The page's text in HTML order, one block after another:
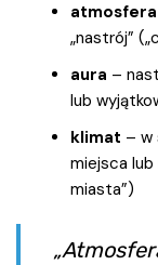
atmosfera
„nastrój”
aura –
lub
klimat – w
miejsca lub
miasta”)